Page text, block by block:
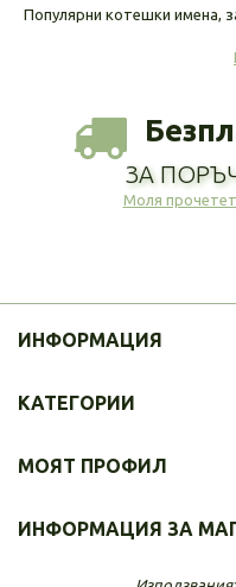
Популярни котешки имена,
ЗА
Моля
ИНФОРМАЦИЯ
КАТЕГОРИИ
МОЯТ ПРОФИЛ
ИНФОРМАЦИЯ ЗА